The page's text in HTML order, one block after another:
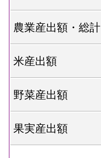
農業産出額・総計
米産出額
野菜産出額
果実産出額